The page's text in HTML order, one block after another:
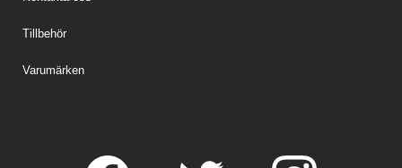
Tillbehör
Varumärken